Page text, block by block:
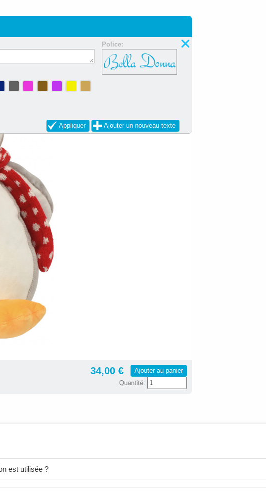
Police:
Appliquer Ajouter un nouveau texte
34,00 €
Ajouter au panier
Quantité:
est utilisée ?